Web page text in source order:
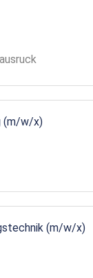
(m/w/x)
(m/w/x)